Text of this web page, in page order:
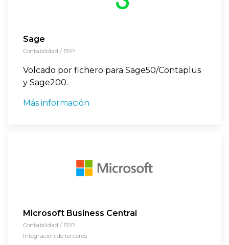
Sage
Contabilidad / ERP
Volcado por fichero para Sage50/Contaplus
y Sage200.
Más información
Microsoft Business Central
Contabilidad / ERP
Integración de terceros